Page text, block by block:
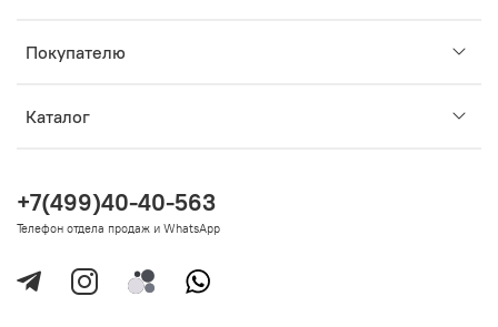
Покупателю
Каталог
+7(499)40-40-563
Телефон отдела продаж и WhatsApp